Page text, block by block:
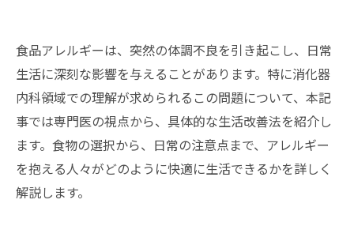
食品アレルギーは、突然の体調不良を引き起こし、日常
生活に深刻な影響を与えることがあります。特に消化器
内科領域での理解が求められるこの問題について、本記
事では専門医の視点から、具体的な生活改善法を紹介し
ます。食物の選択から、日常の注意点まで、アレルギー
を抱える人々がどのように快適に生活できるかを詳しく
解説します。